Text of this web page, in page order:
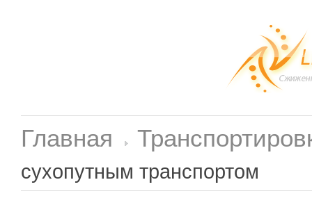
Главная
сухопутным транспортом